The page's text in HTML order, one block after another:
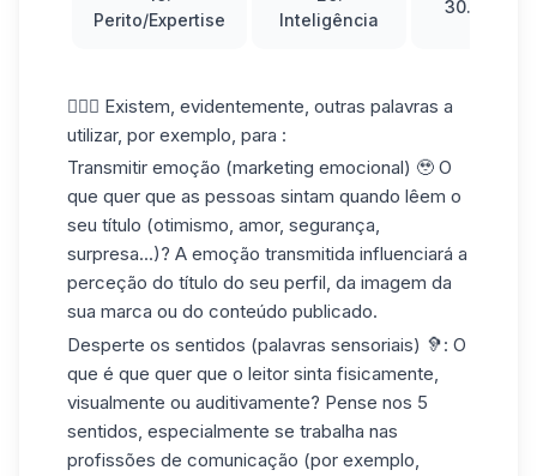
Perito/Expertise
Inteligência
30.
🤷🏻‍♀️ Existem, evidentemente, outras palavras a
utilizar, por exemplo, para :
Transmitir emoção (marketing emocional) 🥹 O
que quer que as pessoas sintam quando lêem o
seu título (otimismo, amor, segurança,
surpresa...)? A emoção transmitida influenciará a
perceção do título do seu perfil, da imagem da
sua marca ou do conteúdo publicado.
Desperte os sentidos (palavras sensoriais) 🦻: O
que é que quer que o leitor sinta fisicamente,
visualmente ou auditivamente? Pense nos 5
sentidos, especialmente se trabalha nas
profissões de comunicação (por exemplo,